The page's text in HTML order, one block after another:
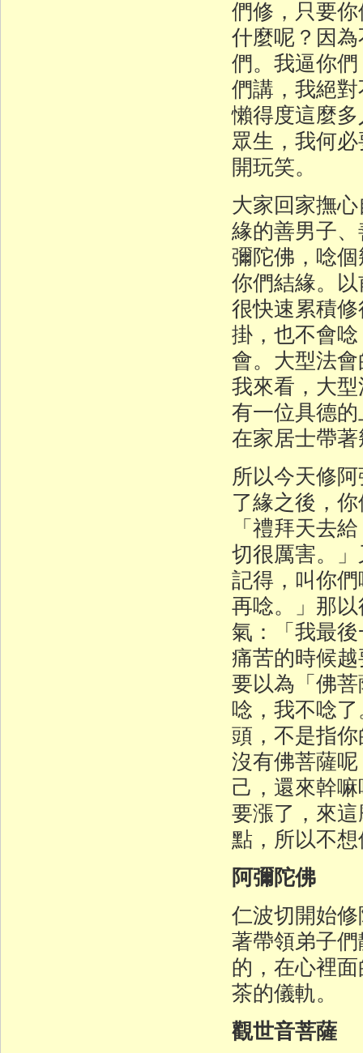
們修，只要
什麼呢？因
們。我逼你
們講，我絕
懶得度這麼
眾生，我何
開玩笑。
大家回家撫
緣的善男子
彌陀佛，唸
你們結緣。
很快速累積
掛，也不會
會。大型法
我來看，大
有一位具德
在家居士帶
所以今天修
了緣之後，
「禮拜天去
切很厲害。
記得，叫你
再唸。」那
氣：「我最
痛苦的時候
要以為「佛
唸，我不唸
頭，不是指
沒有佛菩薩
己，還來幹
要漲了，來
點，所以不
阿彌陀佛
仁波切開始
著帶領弟子
的，在心裡
茶的儀軌。
觀世音菩薩